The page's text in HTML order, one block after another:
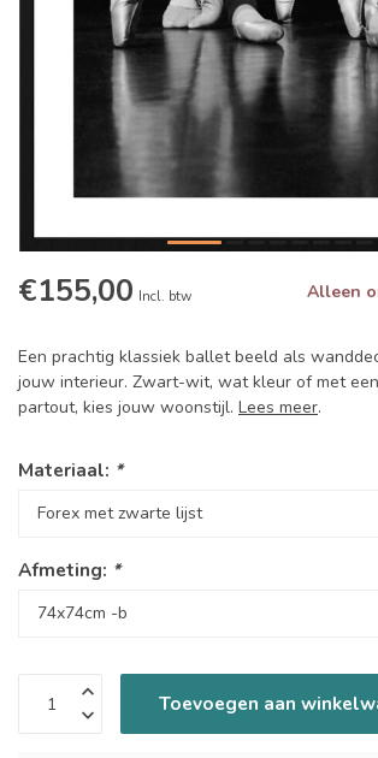
€155,00 Incl. btw Alleen
Een prachtig klassiek ballet beeld als
jouw interieur. Zwart-wit, wat kleur of met
partout, kies jouw woonstijl. Lees meer.
Materiaal: *
Afmeting: *
Toevoegen aan